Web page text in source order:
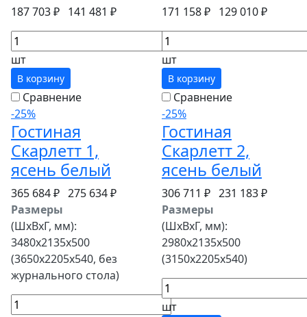
187 703 ₽ 141 481 ₽
шт
В корзину
Сравнение
171 158 ₽ 129 010 ₽
шт
В корзину
Сравнение
-25%
Гостиная
Скарлетт 1,
ясень белый
365 684 ₽ 275 634 ₽
Размеры
(ШхВхГ, мм):
3480х2135х500
(3650х2205х540, без
журнального стола)
-25%
Гостиная
Скарлетт 2,
ясень белый
306 711 ₽ 231 183 ₽
Размеры
(ШхВхГ, мм):
2980х2135х500
(3150х2205х540)
шт